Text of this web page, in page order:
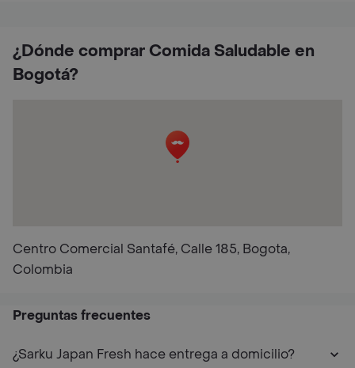
¿Dónde comprar Comida Saludable en
Bogotá?
Centro Comercial Santafé, Calle 185, Bogota,
Colombia
Preguntas frecuentes
¿Sarku Japan Fresh hace entrega a domicilio?